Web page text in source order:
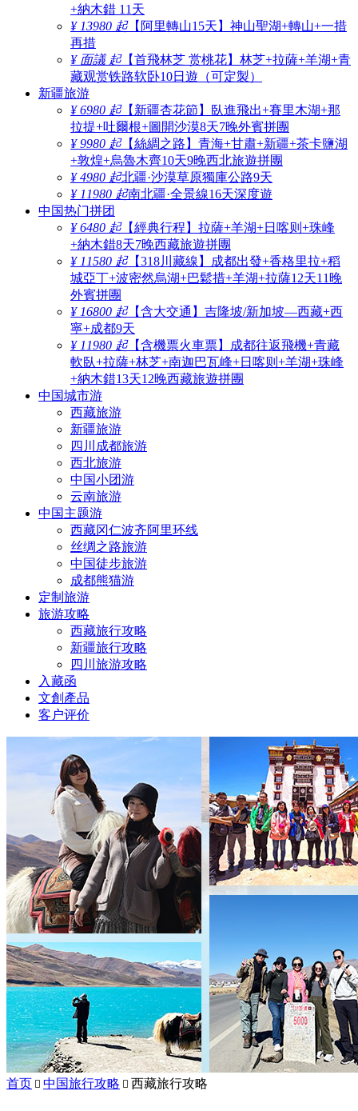
+納木錯 11天
¥ 13980 起【阿里轉山15天】神山聖湖+轉山+一措
再措
¥ 面議 起【首飛林芝 赏桃花】林芝+拉薩+羊湖+青
藏观赏铁路软卧10日遊（可定製）
新疆旅游
¥ 6980 起【新疆杏花節】臥進飛出+賽里木湖+那
拉提+吐爾根+圖開沙漠8天7晚外賓拼團
¥ 9980 起【絲綢之路】青海+甘肅+新疆+茶卡鹽湖
+敦煌+烏魯木齊10天9晚西北旅遊拼團
¥ 4980 起北疆·沙漠草原獨庫公路9天
¥ 11980 起南北疆·全景線16天深度遊
中国热门拼团
¥ 6480 起【經典行程】拉薩+羊湖+日喀则+珠峰
+納木錯8天7晚西藏旅遊拼團
¥ 11580 起【318川藏線】成都出發+香格里拉+稻
城亞丁+波密然烏湖+巴鬆措+羊湖+拉薩12天11晚
外賓拼團
¥ 16800 起【含大交通】吉隆坡/新加坡—西藏+西
寧+成都9天
¥ 11980 起【含機票火車票】成都往返飛機+青藏
軟臥+拉薩+林芝+南迦巴瓦峰+日喀则+羊湖+珠峰
+納木錯13天12晚西藏旅遊拼團
中国城市游
西藏旅游
新疆旅游
四川成都旅游
西北旅游
中国小团游
云南旅游
中国主题游
西藏冈仁波齐阿里环线
丝绸之路旅游
中国徒步旅游
成都熊猫游
定制旅游
旅游攻略
西藏旅行攻略
新疆旅行攻略
四川旅游攻略
入藏函
文創產品
客户评价
首页  中国旅行攻略  西藏旅行攻略